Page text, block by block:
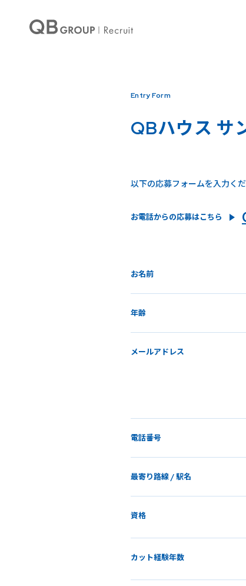
Entry Form
QBハウス サ
以下の応募フォームを入力く
お電話からの応募はこちら
お名前
年齢
メールアドレス
電話番号
最寄り路線 / 駅名
資格
カット経験年数